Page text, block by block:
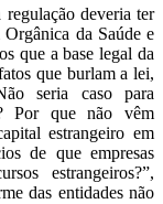
regulação deveria ter
da Saúde e
que a base legal da
que burlam a lei,
seria caso para
Por que não vêm
estrangeiro em
de que empresas
estrangeiros?”,
das entidades não